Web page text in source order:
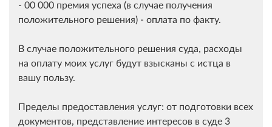
- 00 000 премия успеха (в случае получения
положительного решения) - оплата по факту.
В случае положительного решения суда, расходы
на оплату моих услуг будут взысканы с истца в
вашу пользу.
Пределы предоставления услуг: от подготовки всех
документов, представление интересов в суде 3